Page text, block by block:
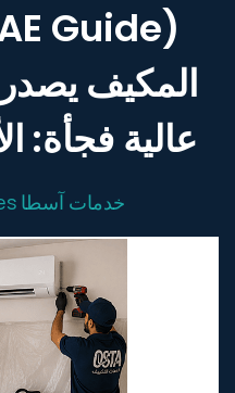
Guide)
المكيف
عالية فجأة:
OSTA Services خدمات آسطا